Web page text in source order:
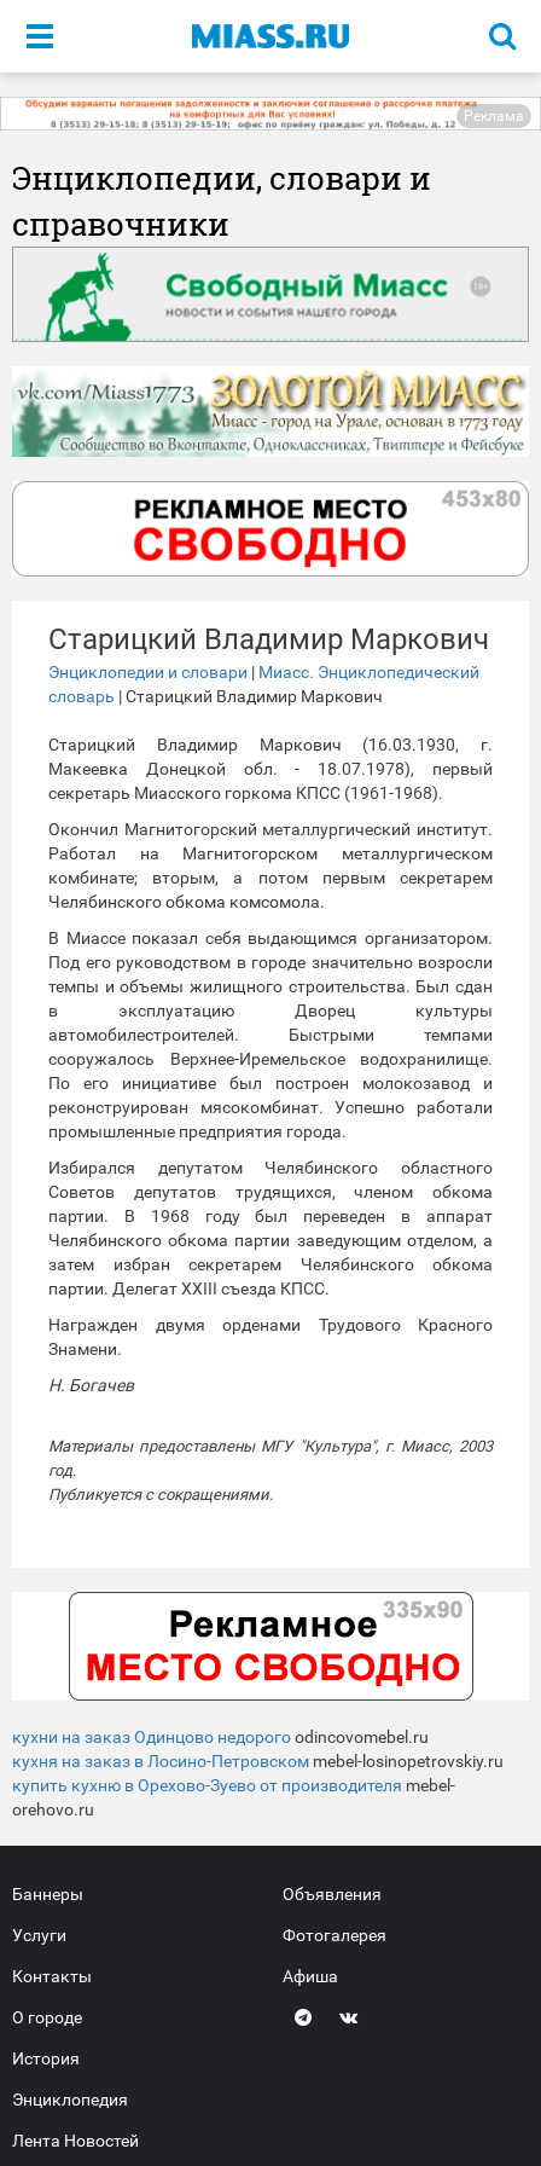
Меню
Реклама
Энциклопедии, словари и
справочники
Старицкий Владимир Маркович
Энциклопедии и словари | Миасс. Энциклопедический
словарь | Старицкий Владимир Маркович
Старицкий Владимир Маркович (16.03.1930, г.
Макеевка Донецкой обл. - 18.07.1978), первый
секретарь Миасского горкома КПСС (1961-1968).
Окончил Магнитогорский металлургический институт.
Работал на Магнитогорском металлургическом
комбинате; вторым, а потом первым секретарем
Челябинского обкома комсомола.
В Миассе показал себя выдающимся организатором.
Под его руководством в городе значительно возросли
темпы и объемы жилищного строительства. Был сдан
в эксплуатацию Дворец культуры
автомобилестроителей. Быстрыми темпами
сооружалось Верхнее-Иремельское водохранилище.
По его инициативе был построен молокозавод и
реконструирован мясокомбинат. Успешно работали
промышленные предприятия города.
Избирался депутатом Челябинского областного
Советов депутатов трудящихся, членом обкома
партии. В 1968 году был переведен в аппарат
Челябинского обкома партии заведующим отделом, а
затем избран секретарем Челябинского обкома
партии. Делегат XXIII съезда КПСС.
Награжден двумя орденами Трудового Красного
Знамени.
Н. Богачев
Материалы предоставлены МГУ "Культура", г. Миасс, 2003
год.
Публикуется с сокращениями.
кухни на заказ Одинцово недорогоodincovomebel.ru
кухня на заказ в Лосино-Петровском mebel-losinopetrovskiy.ru
купить кухню в Орехово-Зуево от производителя mebel-
orehovo.ru
Баннеры
Услуги
Контакты
О городе
История
Энциклопедия
Лента Новостей
Объявления
Фотогалерея
Афиша